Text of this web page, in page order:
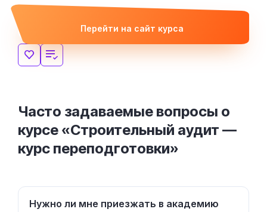
Перейти на сайт курса
Часто задаваемые вопросы о
курсе «Строительный аудит —
курс переподготовки»
Нужно ли мне приезжать в академию